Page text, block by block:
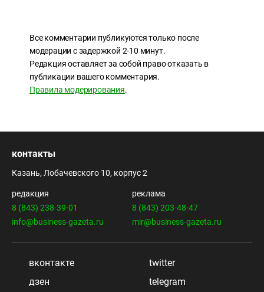
Все комментарии публикуются только после
модерации с задержкой 2-10 минут.
Редакция оставляет за собой право отказать в
публикации вашего комментария.
Правила модерирования.
контакты
Казань, Лобачевского 10, корпус 2
редакция
8 (843) 238-39-01
info@business-gazeta.ru
реклама
8 (843) 203-48-47
mir@business-gazeta.ru
вконтакте
twitter
дзен
telegram